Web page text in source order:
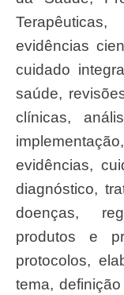
evidências
cuidado
saúde,
clínicas,
evidências,
diagnóstico,
doenças,
produtos e
protocolos,
tema,